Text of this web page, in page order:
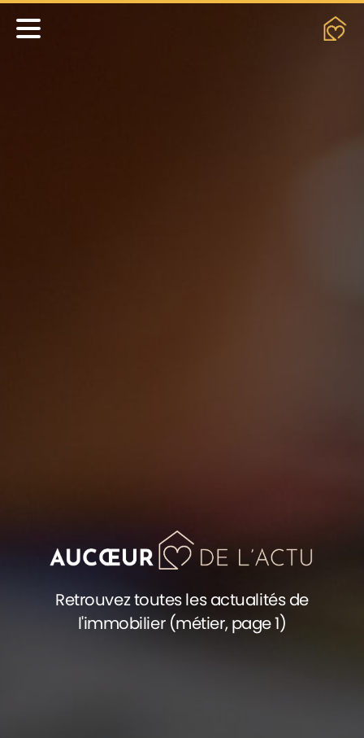
Retrouvez toutes les actualités de
l'immobilier (métier, page 1)